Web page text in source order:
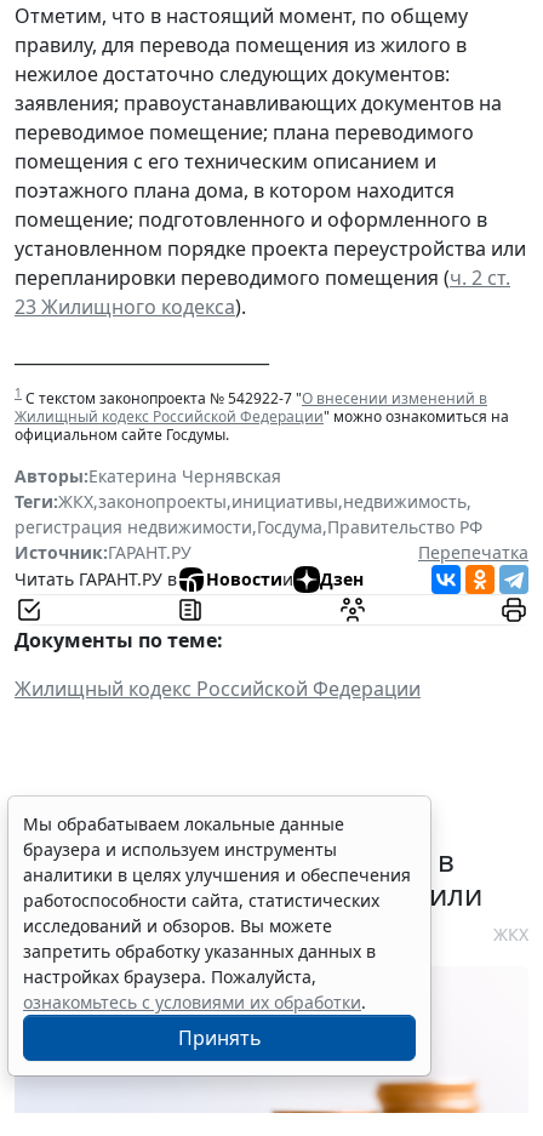
Отметим, что в настоящий момент, по общему
правилу, для перевода помещения из жилого в
нежилое достаточно следующих документов:
заявления; правоустанавливающих документов на
переводимое помещение; плана переводимого
помещения с его техническим описанием и
поэтажного плана дома, в котором находится
помещение; подготовленного и оформленного в
установленном порядке проекта переустройства или
перепланировки переводимого помещения (ч. 2 ст.
23 Жилищного кодекса).
1 С текстом законопроекта № 542922-7 "О внесении изменений в
Жилищный кодекс Российской Федерации" можно ознакомиться на
официальном сайте Госдумы.
Авторы:Екатерина Чернявская
Теги:ЖКХ,законопроекты,инициативы,недвижимость,
регистрация недвижимости,Госдума,Правительство РФ
Источник:ГАРАНТ.РУ
Перепечатка
Читать ГАРАНТ.РУ в
Новостии Дзен
Документы по теме:
Жилищный кодекс Российской Федерации
Требования к контролю
реализации инвестпрограмм в
сфере теплоснабжения уточнили
4 августа 2026 10:58 ЖКХ
Мы обрабатываем локальные данные
браузера и используем инструменты
аналитики в целях улучшения и обеспечения
работоспособности сайта, статистических
исследований и обзоров. Вы можете
запретить обработку указанных данных в
настройках браузера. Пожалуйста,
ознакомьтесь с условиями их обработки.
Принять